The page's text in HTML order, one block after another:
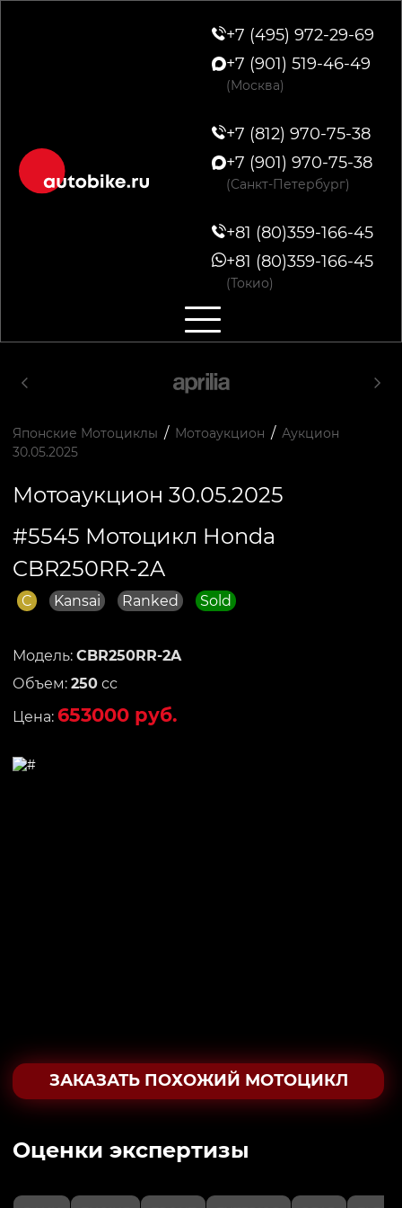
+7 (495) 972-29-69
+7 (901) 519-46-49
(Москва)
+7 (812) 970-75-38
+7 (901) 970-75-38
(Санкт-Петербург)
+81 (80)359-166-45
+81 (80)359-166-45
(Токио)
Японские Мотоциклы / Мотоаукцион / Аукцион
30.05.2025
Мотоаукцион 30.05.2025
#5545 Мотоцикл Honda
CBR250RR-2A
C Kansai Ranked Sold
Модель: CBR250RR-2A
Объем: 250 сс
Цена: 653000 руб.
ЗАКАЗАТЬ ПОХОЖИЙ МОТОЦИКЛ
Oценки экспертизы